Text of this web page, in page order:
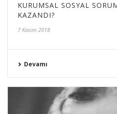
KURUMSAL SOSYAL
KAZANDI?
7 Kasım 2018
Devamı